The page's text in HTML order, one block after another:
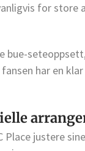
for
har en
Place justere